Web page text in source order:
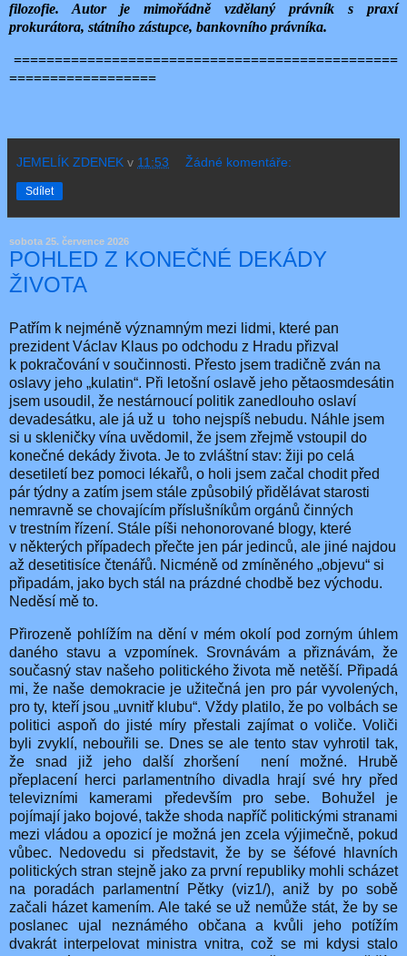
filozofie. Autor je mimořádně vzdělaný právník s praxí
prokurátora, státního zástupce, bankovního právníka.
===============================================
==================
JEMELÍK ZDENEK v 11:53 Žádné komentáře:
Sdílet
sobota 25. července 2026
POHLED Z KONEČNÉ DEKÁDY
ŽIVOTA
Patřím k nejméně významným mezi lidmi, které pan
prezident Václav Klaus po odchodu z Hradu přizval
k pokračování v součinnosti. Přesto jsem tradičně zván na
oslavy jeho „kulatin“. Při letošní oslavě jeho pětaosmdesátin
jsem usoudil, že nestárnoucí politik zanedlouho oslaví
devadesátku, ale já už u toho nejspíš nebudu. Náhle jsem
si u skleničky vína uvědomil, že jsem zřejmě vstoupil do
konečné dekády života. Je to zvláštní stav: žiji po celá
desetiletí bez pomoci lékařů, o holi jsem začal chodit před
pár týdny a zatím jsem stále způsobilý přidělávat starosti
nemravně se chovajícím příslušníkům orgánů činných
v trestním řízení. Stále píši nehonorované blogy, které
v některých případech přečte jen pár jedinců, ale jiné najdou
až desetitisíce čtenářů. Nicméně od zmíněného „objevu“ si
připadám, jako bych stál na prázdné chodbě bez východu.
Neděsí mě to.
Přirozeně pohlížím na dění v mém okolí pod zorným úhlem
daného stavu a vzpomínek. Srovnávám a přiznávám, že
současný stav našeho politického života mě netěší. Připadá
mi, že naše demokracie je užitečná jen pro pár vyvolených,
pro ty, kteří jsou „uvnitř klubu“. Vždy platilo, že po volbách se
politici aspoň do jisté míry přestali zajímat o voliče. Voliči
byli zvyklí, nebouřili se. Dnes se ale tento stav vyhrotil tak,
že snad již jeho další zhoršení
není možné. Hrubě
přeplacení herci parlamentního divadla hrají své hry před
televizními kamerami především pro sebe. Bohužel je
pojímají jako bojové, takže shoda napříč politickými stranami
mezi vládou a opozicí je možná jen zcela výjimečně, pokud
vůbec. Nedovedu si představit, že by se šéfové hlavních
politických stran stejně jako za první republiky mohli scházet
na poradách parlamentní Pětky (viz1/), aniž by po sobě
začali házet kamením. Ale také se už nemůže stát, že by se
poslanec ujal neznámého občana a kvůli jeho potížím
dvakrát interpelovat ministra vnitra, což se mi kdysi stalo